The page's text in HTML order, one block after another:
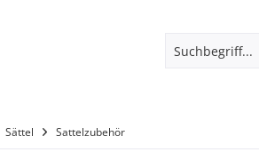
Sättel Sattelzubehör